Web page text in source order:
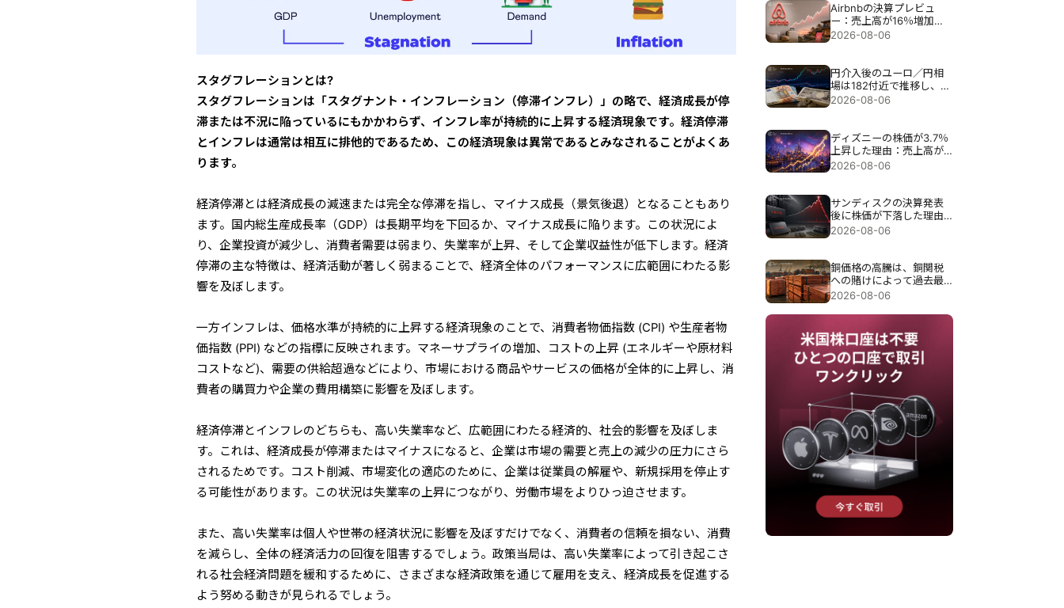
スタグフレーションとは?
スタグフレーションは「スタグナント・インフレーション（停滞インフレ）」の略で、経済成長が停
滞または不況に陥っているにもかかわらず、インフレ率が持続的に上昇する経済現象です。経済停滞
とインフレは通常は相互に排他的であるため、この経済現象は異常であるとみなされることがよくあ
ります。
経済停滞とは経済成長の減速または完全な停滞を指し、マイナス成長（景気後退）となることもあり
ます。国内総生産成長率（GDP）は長期平均を下回るか、マイナス成長に陥ります。この状況によ
り、企業投資が減少し、消費者需要は弱まり、失業率が上昇、そして企業収益性が低下します。経済
停滞の主な特徴は、経済活動が著しく弱まることで、経済全体のパフォーマンスに広範囲にわたる影
響を及ぼします。
一方インフレは、価格水準が持続的に上昇する経済現象のことで、消費者物価指数 (CPI) や生産者物
価指数 (PPI) などの指標に反映されます。マネーサプライの増加、コストの上昇 (エネルギーや原材料
コストなど)、需要の供給超過などにより、市場における商品やサービスの価格が全体的に上昇し、消
費者の購買力や企業の費用構築に影響を及ぼします。
経済停滞とインフレのどちらも、高い失業率など、広範囲にわたる経済的、社会的影響を及ぼしま
す。これは、経済成長が停滞またはマイナスになると、企業は市場の需要と売上の減少の圧力にさら
されるためです。コスト削減、市場変化の適応のために、企業は従業員の解雇や、新規採用を停止す
る可能性があります。この状況は失業率の上昇につながり、労働市場をよりひっ迫させます。
また、高い失業率は個人や世帯の経済状況に影響を及ぼすだけでなく、消費者の信頼を損ない、消費
を減らし、全体の経済活力の回復を阻害するでしょう。政策当局は、高い失業率によって引き起こさ
れる社会経済問題を緩和するために、さまざまな経済政策を通じて雇用を支え、経済成長を促進する
よう努める動きが見られるでしょう。
Airbnbの決算プレビュ
ー：売上高が16％増加し
ても、Airbnbの株価が下
2026-08-06
円介入後のユーロ／円相
場は182付近で推移し、円
介入が試される。
2026-08-06
ディズニーの株価が3.7％
上昇した理由：売上高が
予想を下回ったにもかか
2026-08-06
サンディスクの決算発表
後に株価が下落した理由
は、過去最高の89億7000
とだ。
2026-08-06
銅価格の高騰は、銅関税
への賭けによって過去最
高の6,703ドルまで押し上
2026-08-06